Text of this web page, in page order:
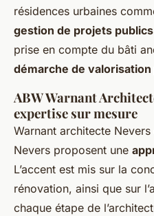
résidences urbaines
gestion de projets publics
prise en compte du bâti
démarche de
ABW Warnant
expertise sur mesure
Warnant architecte
Nevers proposent une
L’accent est mis sur la
rénovation, ainsi que sur
chaque étape de